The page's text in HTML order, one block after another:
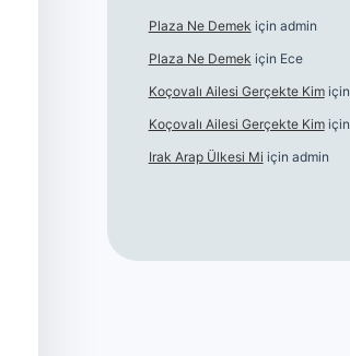
Plaza Ne Demek için admin
Plaza Ne Demek için Ece
Koçovalı Ailesi Gerçekte Kimiçin
Koçovalı Ailesi Gerçekte Kimiçin
Irak Arap Ülkesi Mi için admin